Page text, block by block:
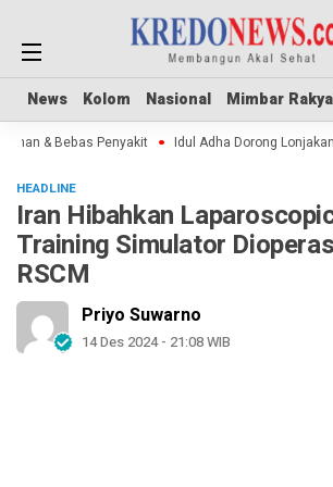
News Kolom Nasional Mimbar
News Kolom Nasional Mimbar
& Bebas Penyakit Idul Adha Dorong Lonjakan
HEADLINE
Iran Hibahkan
Training Simulator
RSCM
Priyo Suwarno
14 Des 2024 - 21:08 WIB